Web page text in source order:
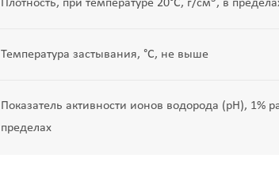
Плотность, при температуре 20°С, г/см , в
Температура застывания, °С, не выше
Показатель активности ионов водорода (pH), 1%
пределах